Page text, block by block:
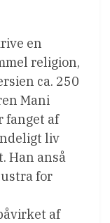
en
religion,
ca. 250
Mani
fanget af
liv
Han anså
for
af